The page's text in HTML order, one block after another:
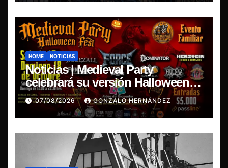
HOME NOTICIAS
Noticias | Medieval Party
celebrará su versión Halloween
Fest en Aldea del Encuentro
07/08/2026 GONZALO HERNÁNDEZ